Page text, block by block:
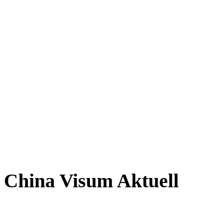
China Visum Aktuell